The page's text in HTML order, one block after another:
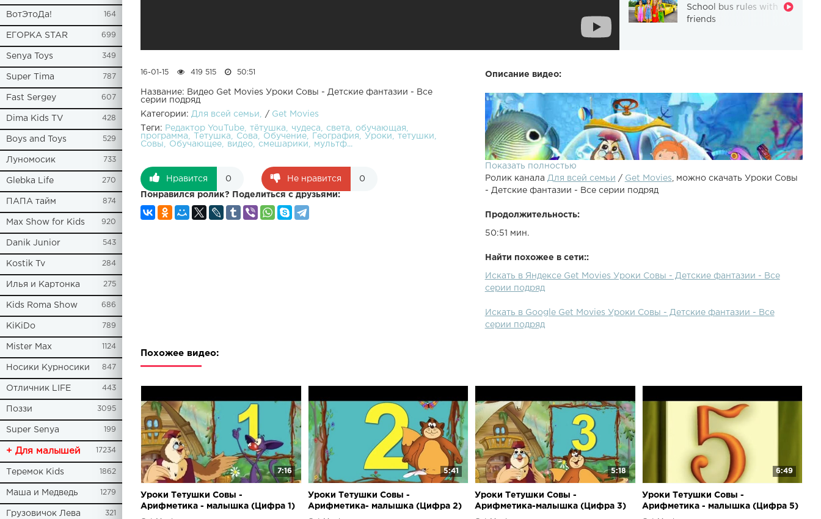
ВотЭтоДа! 164
ЕГОРКА STAR 699
Senya Toys 349
Super Tima 787
Fast Sergey 607
Dima Kids TV 428
Boys and Toys 529
Луномосик 733
Glebka Life 270
ПАПА тайм 874
Max Show for Kids 920
Danik Junior 543
Kostik Tv 284
Илья и Картонка 275
Kids Roma Show 686
KiKiDo 789
Mister Max 1124
Носики Курносики 847
Отличник LIFE 443
Поззи 3095
Super Senya 199
+ Для малышей 17234
Теремок Kids 1862
Маша и Медведь 1279
Грузовичок Лева 321
School bus rules with
friends
Описание видео:
Детские фантазии с тетушкой Совой и домовенком Непослухой:
персонажей легко и быстро научит вашего ребенка различать вредные
и полезные фантазии! Увлекательные уроки тетушки Совы полностью
Показать полностью
Ролик канала Для всей семьи / Get Movies, можно скачать Уроки Совы
- Детские фантазии - Все серии подряд
Продолжительность:
50:51 мин.
Найти похожее в сети::
Искать в Яндексе Get Movies Уроки Совы - Детские фантазии - Все
серии подряд
Искать в Google Get Movies Уроки Совы - Детские фантазии - Все
серии подряд
16-01-15 419 515 50:51
Название: Видео Get Movies Уроки Совы - Детские фантазии - Все
серии подряд
Категории: Для всей семьи / Get Movies
Теги: Редактор YouTube тётушка чудеса света
обучающая
программа
Тетушка Сова Обучение География Уроки
тетушки
Совы
Обучающее видео смешарики мультф...
Нравится 0 Не нравится 0
Понравился ролик? Поделиться с друзьями:
Похожее видео:
7:16
Уроки Тетушки Совы -
Арифметика - малышка (Цифра 1)
5:41
Уроки Тетушки Совы -
Арифметика- малышка (Цифра 2)
5:18
Уроки Тетушки Совы -
Арифметика-малышка (Цифра 3)
6:49
Уроки Тетушки Совы -
Арифметика - малышка (Цифра 5)